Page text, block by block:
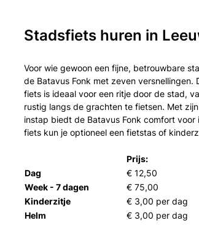
Stadsfiets huren in
Voor wie gewoon een fijne, betrouwbare
de Batavus Fonk met zeven versnellingen.
fiets is ideaal voor een ritje door de stad,
rustig langs de grachten te fietsen. Met
instap biedt de Batavus Fonk comfort
fiets kun je optioneel een fietstas of
Prijs:
Dag
€ 12,50
Week - 7 dagen
€ 75,00
Kinderzitje
€ 3,00 per dag
Helm
€ 3,00 per dag